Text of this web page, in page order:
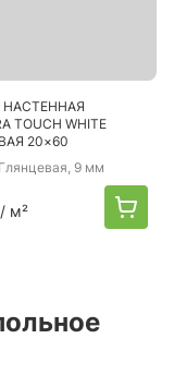
TOUCH WHITE
20×60
9 мм
/ м²